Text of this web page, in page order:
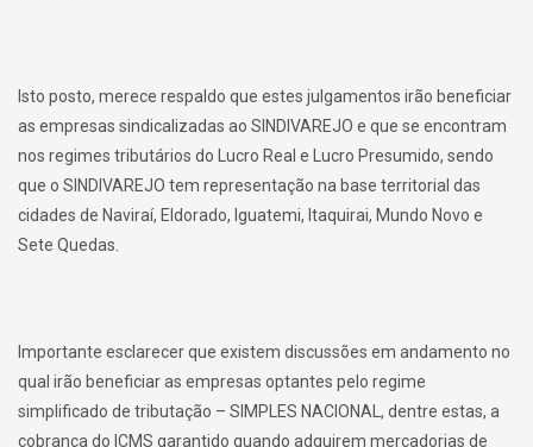
Isto posto, merece respaldo que estes julgamentos irão beneficiar
as empresas sindicalizadas ao SINDIVAREJO e que se encontram
nos regimes tributários do Lucro Real e Lucro Presumido, sendo
que o SINDIVAREJO tem representação na base territorial das
cidades de Naviraí, Eldorado, Iguatemi, Itaquirai, Mundo Novo e
Sete Quedas.
Importante esclarecer que existem discussões em andamento no
qual irão beneficiar as empresas optantes pelo regime
simplificado de tributação – SIMPLES NACIONAL, dentre estas, a
cobrança do ICMS garantido quando adquirem mercadorias de